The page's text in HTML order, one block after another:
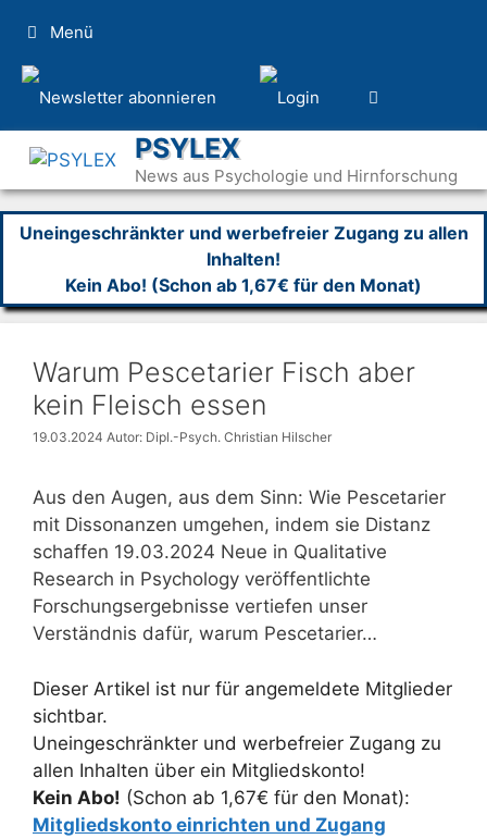
Inhalt
springen
Menü
PSYLEX
News aus Psychologie und Hirnforschung
Uneingeschränkter und werbefreier Zugang zu allen
Inhalten!
Kein Abo! (Schon ab 1,67€ für den Monat)
Warum Pescetarier Fisch aber
kein Fleisch essen
19.03.2024 Autor: Dipl.-Psych. Christian Hilscher
Aus den Augen, aus dem Sinn: Wie Pescetarier
mit Dissonanzen umgehen, indem sie Distanz
schaffen 19.03.2024 Neue in Qualitative
Research in Psychology veröffentlichte
Forschungsergebnisse vertiefen unser
Verständnis dafür, warum Pescetarier…
Dieser Artikel ist nur für angemeldete Mitglieder
sichtbar.
Uneingeschränkter und werbefreier Zugang zu
allen Inhalten über ein Mitgliedskonto!
Kein Abo! (Schon ab 1,67€ für den Monat):
Mitgliedskonto einrichten und Zugang